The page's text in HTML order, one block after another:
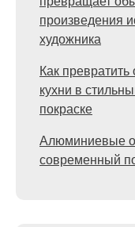
произведения
художника
Как
кухни в
покраске
Алюминиевые
современный